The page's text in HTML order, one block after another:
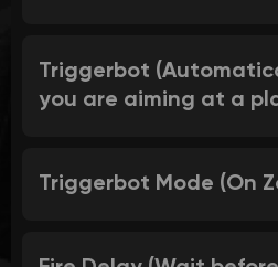
Triggerbot
you are aiming at a
Triggerbot Mode (On